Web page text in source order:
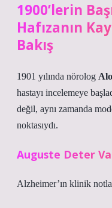
1900’lerin
Hafızanın
Bakış
1901 yılında nörolog
hastayı incelemeye
değil, aynı zamanda
noktasıydı.
Auguste Deter
Alzheimer’ın klinik